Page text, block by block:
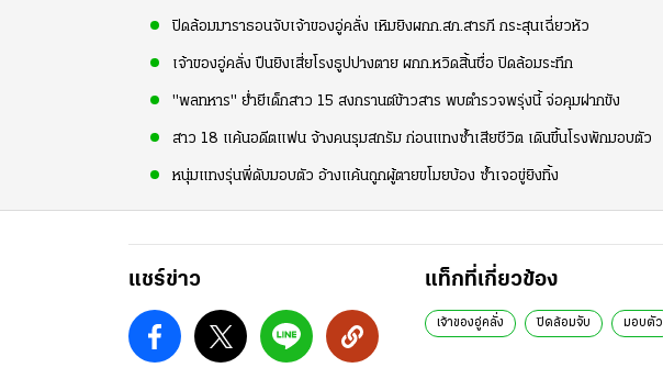
ปิดล้อมมาราธอนจับเจ้าของอู่คลั่ง เหิมยิงผกก.สภ.สารภี กระสุนเฉี่ยวหัว
เจ้าของอู่คลั่ง ปืนยิงเสี่ยโรงธูปปางตาย ผกก.หวิดสิ้นชื่อ ปิดล้อมระทึก
"พลทหาร" ย่ำยีเด็กสาว 15 สงกรานต์ข้าวสาร พบตำรวจพรุ่งนี้ จ่อคุมฝากขัง
สาว 18 แค้นอดีตแฟน จ้างคนรุมสกรัม ก่อนแทงซ้ำเสียชีวิต เดินขึ้นโรงพักมอบตัว
​หนุ่มแทงรุ่นพี่ดับมอบตัว อ้างแค้นถูกผู้ตายขโมยบ้อง ซ้ำเจอขู่ยิงทิ้ง
แชร์ข่าว แท็กที่เกี่ยวข้อง
เจ้าของอู่คลั่ง ปิดล้อมจับ มอบตัว